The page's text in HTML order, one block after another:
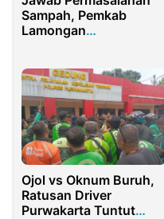
Sampah, Pemkab
Lamongan
Ojol vs Oknum Buruh,
Ratusan Driver
Purwakarta Tuntut